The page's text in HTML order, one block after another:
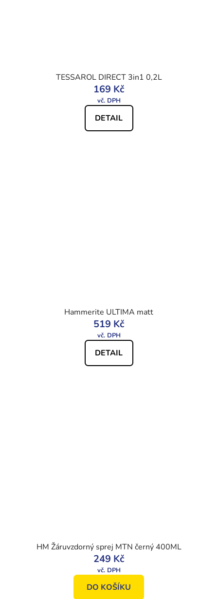
TESSAROL DIRECT 3in1 0,2L
169 Kč
DETAIL
Hammerite ULTIMA matt
519 Kč
DETAIL
HM Žáruvzdorný sprej MTN černý 400ML
249 Kč
DO KOŠÍKU